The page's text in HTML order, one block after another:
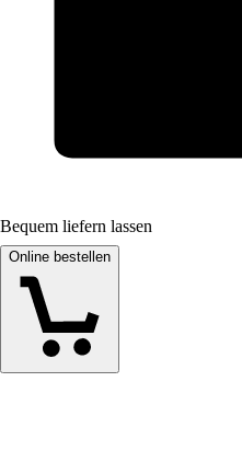
Bequem liefern lassen
Online bestellen